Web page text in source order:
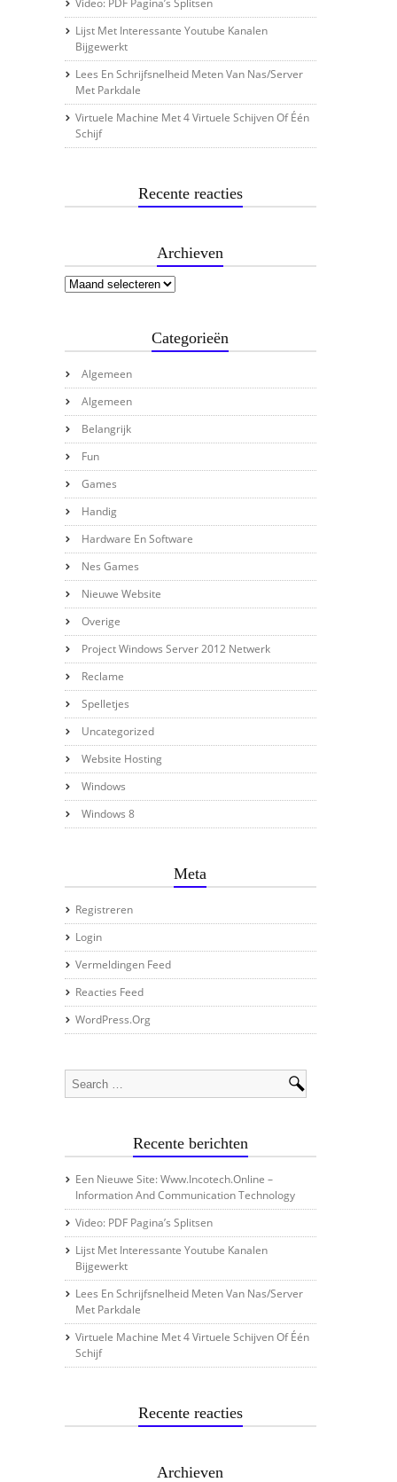
Lijst Met Interessante Youtube Kanalen
Bijgewerkt
Lees En Schrijfsnelheid Meten Van Nas/server
Met Parkdale
Virtuele Machine Met 4 Virtuele Schijven Of Één
Schijf
Recente reacties
Archieven
Categorieën
Algemeen
Algemeen
Belangrijk
Fun
Games
Handig
Hardware En Software
Nes Games
Nieuwe Website
Overige
Project Windows Server 2012 Netwerk
Reclame
Spelletjes
Uncategorized
Website Hosting
Windows
Windows 8
Meta
Registreren
Login
Vermeldingen Feed
Reacties Feed
WordPress.org
Recente berichten
Een Nieuwe Site: Www.incotech.online –
Information And Communication Technology
Video: PDF Pagina’s Splitsen
Lijst Met Interessante Youtube Kanalen
Bijgewerkt
Lees En Schrijfsnelheid Meten Van Nas/server
Met Parkdale
Virtuele Machine Met 4 Virtuele Schijven Of Één
Schijf
Recente reacties
Archieven